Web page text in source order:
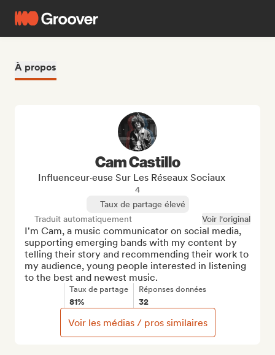
À propos
Cam Castillo
Influenceur·euse Sur Les Réseaux Sociaux
4
Taux de partage élevé
Traduit automatiquement
Voir l'original
I'm Cam, a music communicator on social media,
supporting emerging bands with my content by
telling their story and recommending their work to
my audience, young people interested in listening
to the best and newest music.
Taux de partage
81%
Réponses données
32
Voir les médias / pros similaires